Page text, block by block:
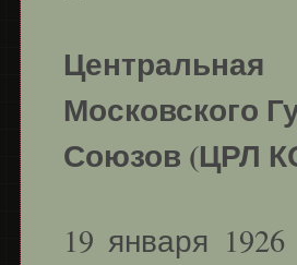
Московского
Союзов (ЦРЛ
19 января